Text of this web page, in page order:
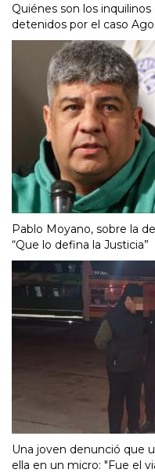
Quiénes son los
detenidos por el caso
Pablo Moyano, sobre la
“Que lo defina la Justicia”
Una joven denunció que
ella en un micro: "Fue el